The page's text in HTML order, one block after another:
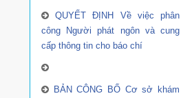
QUYẾT ĐỊNH Về việc phân
công Người phát ngôn và cung
cấp thông tin cho báo chí
BẢN CÔNG BỐ Cơ sở khám